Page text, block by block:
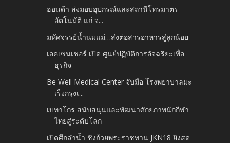
ฮอนด้า ส่งมอบอุปกรณ์และสถานีโทรมาตร
อัตโนมัติ แก่ จ...
มหัศจรรย์น้ำนมแม่…ส่งต่อสารอาหารสู่ลูกน้อย
เอคเซนเชอร์ เปิด ศูนย์ปฏิบัติการอัจฉริยะเพื่อ
ธุรกิจ
Be Well Medical Center จับมือ โรงพยาบาลมะ
เร็งกรุงเ...
เบทาโกร สนับสนุนและพัฒนาศักยภาพนักกีฬา
ไทยสู่ระดับโลก
เปิดศึกลำน้ำ ชิงถ้วยพระราชทาน JKN18 ยิงสด